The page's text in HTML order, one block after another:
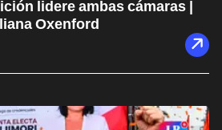
lidere ambas cámaras |
Oxenford